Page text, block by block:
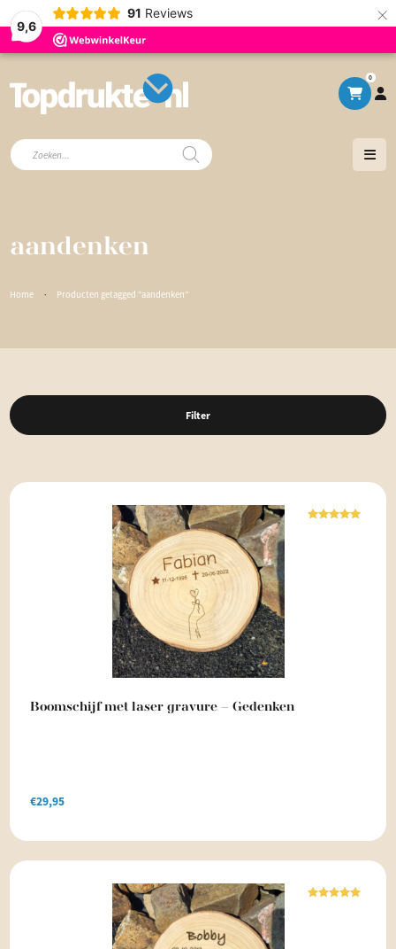
9,6
91 Reviews ×
0
Producten
zoeken
aandenken
Home · Producten getagged “aandenken”
Filter
Boomschijf met laser gravure – Gedenken
€29,95